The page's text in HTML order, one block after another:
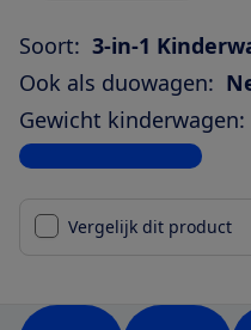
Soort: 3-in-1
Ook als duowagen:
Gewicht kinderwagen:
Bekijk alle specificaties
Vergelijk dit product